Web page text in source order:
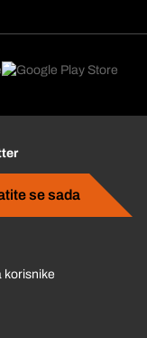
se sada
korisnike